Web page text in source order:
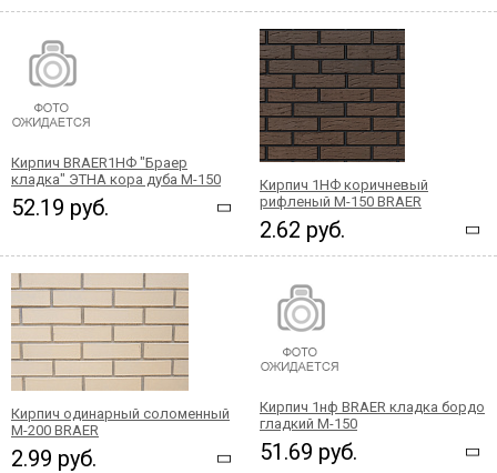
Кирпич BRAER1НФ "Браер
кладка" ЭТНА кора дуба М-150
52.19 руб.
Кирпич 1НФ коричневый
рифленый М-150 BRAER
2.62 руб.
Кирпич одинарный соломенный
М-200 BRAER
2.99 руб.
Кирпич 1нф BRAER кладка бордо
гладкий М-150
51.69 руб.